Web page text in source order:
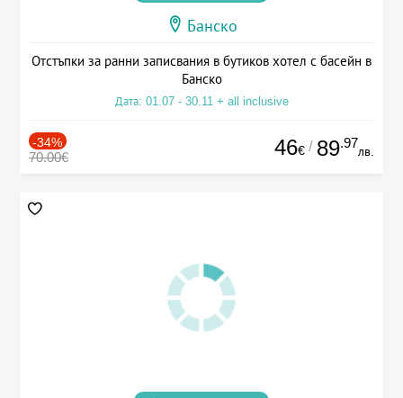
Банско
Отстъпки за ранни записвания в бутиков хотел с басейн в
Банско
Дата: 01.07 - 30.11 + all inclusive
-34%
70.00€ 46€ / 89.97
лв.